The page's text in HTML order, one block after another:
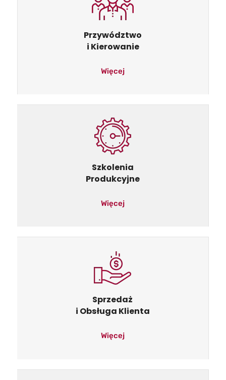
Przywództwo
i Kierowanie
Więcej
Szkolenia
Produkcyjne
Więcej
Sprzedaż
i Obsługa Klienta
Więcej